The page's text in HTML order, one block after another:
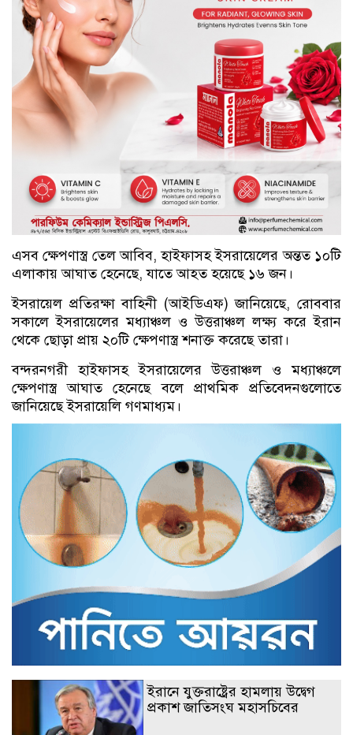
এসব ক্ষেপণাস্ত্র তেল আবিব, হাইফাসহ ইসরায়েলের অন্তত ১০টি
এলাকায় আঘাত হেনেছে, যাতে আহত হয়েছে ১৬ জন।
ইসরায়েল প্রতিরক্ষা বাহিনী (আইডিএফ) জানিয়েছে, রোববার
সকালে ইসরায়েলের মধ্যাঞ্চল ও উত্তরাঞ্চল লক্ষ্য করে ইরান
থেকে ছোড়া প্রায় ২০টি ক্ষেপণাস্ত্র শনাক্ত করেছে তারা।
বন্দরনগরী হাইফাসহ ইসরায়েলের উত্তরাঞ্চল ও মধ্যাঞ্চলে
ক্ষেপণাস্ত্র আঘাত হেনেছে বলে প্রাথমিক প্রতিবেদনগুলোতে
জানিয়েছে ইসরায়েলি গণমাধ্যম।
ইরানে যুক্তরাষ্ট্রের হামলায় উদ্বেগ
প্রকাশ জাতিসংঘ মহাসচিবের